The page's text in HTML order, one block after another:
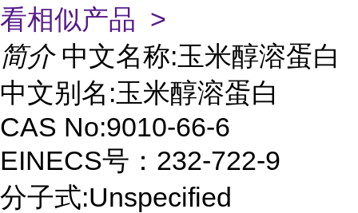
看相似产品 >
简介 中文名称:玉米醇溶蛋白
中文别名:玉米醇溶蛋白
CAS No:9010-66-6
EINECS号：232-722-9
分子式:Unspecified